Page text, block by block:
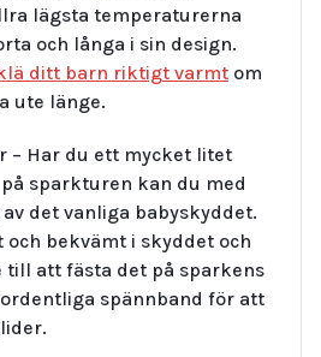
lägsta temperaturerna
och långa i sin design.
ditt barn riktigt varmt om
ute länge.
– Har du ett mycket litet
sparkturen kan du med
det vanliga babyskyddet.
bekvämt i skyddet och
till att fästa det på sparkens
spännband för att